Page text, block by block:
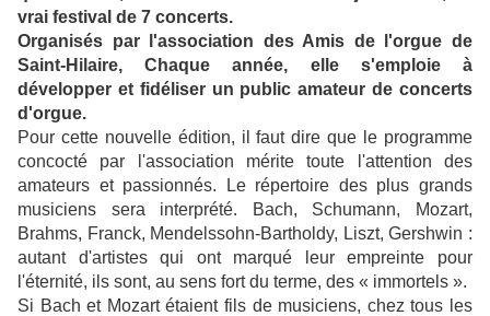
vrai festival de 7 concerts.
Organisés par l'association des Amis de l'orgue de
Saint-Hilaire, Chaque année, elle s'emploie à
développer et fidéliser un public amateur de concerts
d'orgue.
Pour cette nouvelle édition, il faut dire que le programme
concocté par l'association mérite toute l'attention des
amateurs et passionnés. Le répertoire des plus grands
musiciens sera interprété. Bach, Schumann, Mozart,
Brahms, Franck, Mendelssohn-Bartholdy, Liszt, Gershwin :
autant d'artistes qui ont marqué leur empreinte pour
l'éternité, ils sont, au sens fort du terme, des « immortels ».
Si Bach et Mozart étaient fils de musiciens, chez tous les